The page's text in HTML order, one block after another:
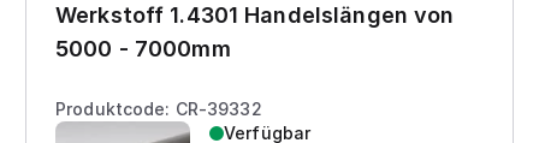
Werkstoff 1.4301 Handelslängen von
5000 - 7000mm
Produktcode: CR-39332
Verfügbar